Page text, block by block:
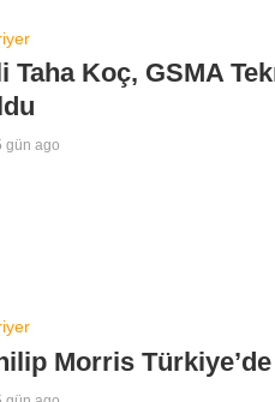
Taha Koç, GSMA
gün ago
Morris